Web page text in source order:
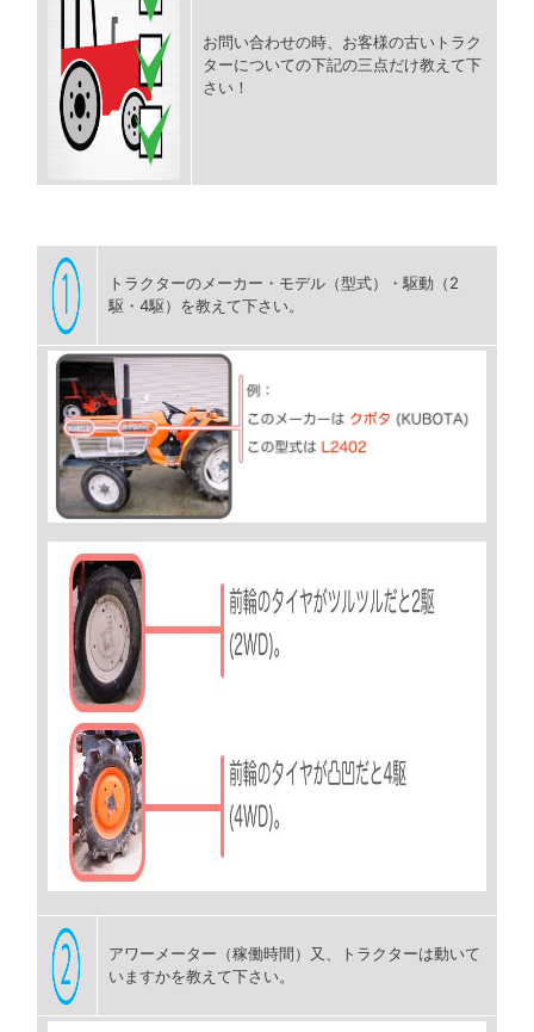
お問い合わせの時、お客様の古いトラク
ターについての下記の三点だけ教えて下
さい！
トラクターのメーカー・モデル（型式）・駆動（2
駆・4駆）を教えて下さい。
アワーメーター（稼働時間）又、トラクターは動いて
いますかを教えて下さい。